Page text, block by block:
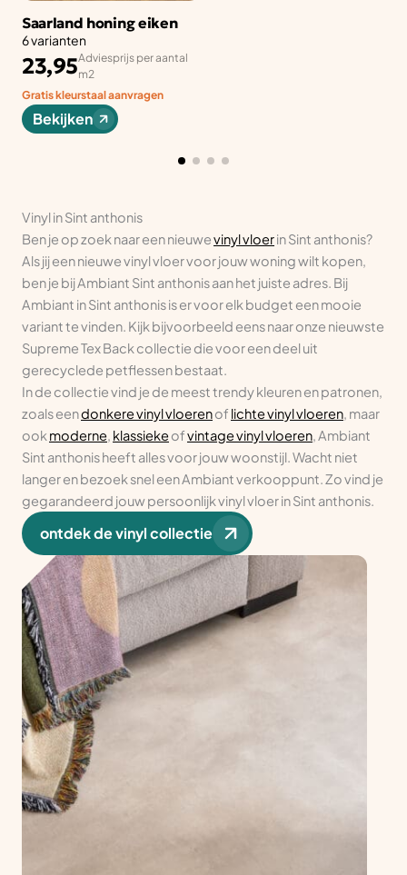
Saarland honing eiken
6 varianten
23,95Adviesprijs per aantal
m2
Gratis kleurstaal aanvragen
Bekijken
Vinyl in Sint anthonis
Ben je op zoek naar een nieuwevinyl vloerin Sint anthonis?
Als jij een nieuwe vinyl vloer voor jouw woning wilt kopen,
ben je bij Ambiant Sint anthonis aan het juiste adres. Bij
Ambiant in Sint anthonis is er voor elk budget een mooie
variant te vinden. Kijk bijvoorbeeld eens naar onze nieuwste
Supreme Tex Back collectie die voor een deel uit
gerecyclede petflessen bestaat.
In de collectie vind je de meest trendy kleuren en patronen,
zoals eendonkere vinyl vloerenof lichte vinyl vloeren, maar
ook moderne, klassiekeofvintage vinyl vloeren, Ambiant
Sint anthonis heeft alles voor jouw woonstijl. Wacht niet
langer en bezoek snel een Ambiant verkooppunt. Zo vind je
gegarandeerd jouw persoonlijk vinyl vloer in Sint anthonis.
ontdek de vinyl collectie